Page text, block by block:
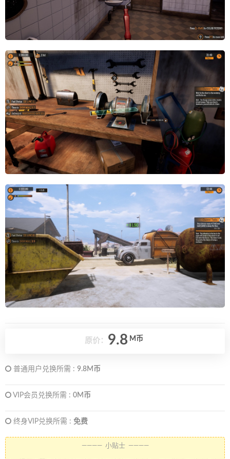
原价： 9.8 M币
普通用户兑换所需 : 9.8M币
VIP会员兑换所需 : 0M币
终身VIP兑换所需 : 免费
———— 小贴士 ————